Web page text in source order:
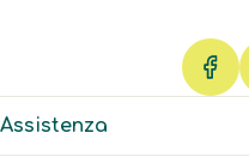
Assistenza